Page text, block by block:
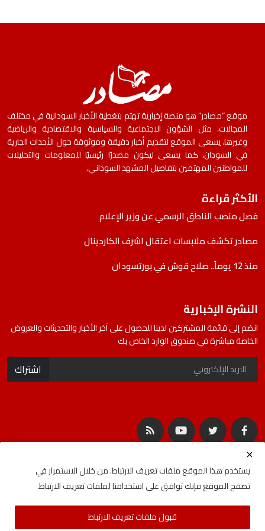
موقع “مصادر” هو منصة إخبارية تهتم بتغطية الأخبار السودانية في مختلف
المجالات، مثل الشؤون الاجتماعية والسياسية والاقتصادية والرياضية
وغيرها. يسعى الموقع لتقديم أخبار دقيقة وموثوقة حول الأحداث الجارية
في السودان، كما يسعى ليكون مصدرًا رئيسيًا للمعلومات والتحليلات
للمواطنين المهتمين بتفاصيل المشهد السوداني.
الأكثر قراءة
فصل منصب الناطق الرسمي عن وزير الإعلام
مصادر تكشف ملابسات اعتقال اشرف الكاردينال
منذ 12 يوماً.. صلاح قوش في بورتسودان
النشرة الإخبارية
انضم إلى قائمة المشتركين لدينا للحصول على آخر الأخبار والتحديثات والعروض
الخاصة مباشرة في صندوق الوارد الخاص بك
اشتراك
يستخدم هذا الموقع ملفات تعريف الارتباط. من خلال الاستمرار في
تصفح الموقع فإنك توافق على استخدامنا لملفات تعريف الارتباط.
قبول ملفات تعريف الارتباط